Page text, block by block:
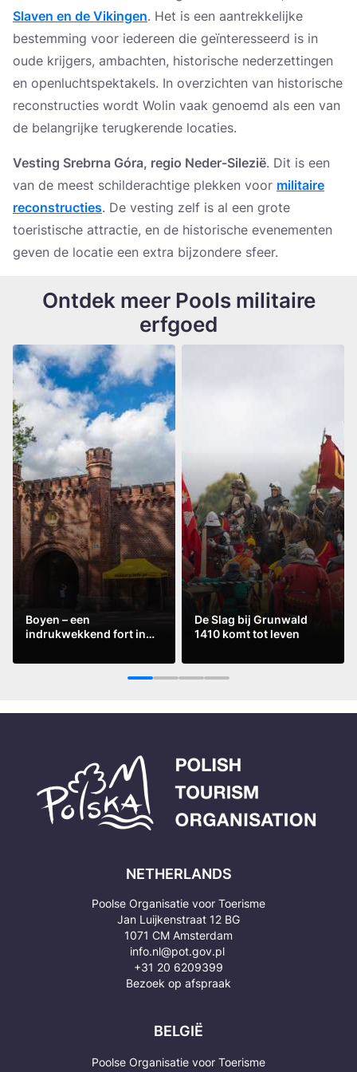
Slaven en de Vikingen. Het is een aantrekkelijke
bestemming voor iedereen die geïnteresseerd is in
oude krijgers, ambachten, historische nederzettingen
en openluchtspektakels. In overzichten van historische
reconstructies wordt Wolin vaak genoemd als een van
de belangrijke terugkerende locaties.
Vesting Srebrna Góra, regio Neder-Silezië. Dit is een
van de meest schilderachtige plekken voor militaire
reconstructies. De vesting zelf is al een grote
toeristische attractie, en de historische evenementen
geven de locatie een extra bijzondere sfeer.
Ontdek meer Pools militaire
erfgoed
Boyen – een
indrukwekkend fort in
Lees meer
De Slag bij Grunwald
1410 komt tot leven
Lees meer
1 2 3 4
NETHERLANDS
Poolse Organisatie voor Toerisme
Jan Luijkenstraat 12 BG
1071 CM Amsterdam
info.nl@pot.gov.pl
+31 20 6209399
Bezoek op afspraak
BELGIË
Poolse Organisatie voor Toerisme